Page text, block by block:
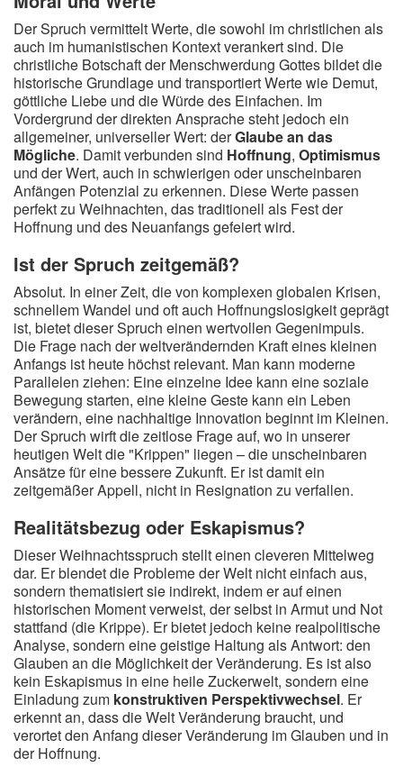
Der Spruch vermittelt Werte, die sowohl im christlichen als
auch im humanistischen Kontext verankert sind. Die
christliche Botschaft der Menschwerdung Gottes bildet die
historische Grundlage und transportiert Werte wie Demut,
göttliche Liebe und die Würde des Einfachen. Im
Vordergrund der direkten Ansprache steht jedoch ein
allgemeiner, universeller Wert: derGlaube an das
Mögliche. Damit verbunden sind Hoffnung, Optimismus
und der Wert, auch in schwierigen oder unscheinbaren
Anfängen Potenzial zu erkennen. Diese Werte passen
perfekt zu Weihnachten, das traditionell als Fest der
Hoffnung und des Neuanfangs gefeiert wird.
Ist der Spruch zeitgemäß?
Absolut. In einer Zeit, die von komplexen globalen Krisen,
schnellem Wandel und oft auch Hoffnungslosigkeit geprägt
ist, bietet dieser Spruch einen wertvollen Gegenimpuls.
Die Frage nach der weltverändernden Kraft eines kleinen
Anfangs ist heute höchst relevant. Man kann moderne
Parallelen ziehen: Eine einzelne Idee kann eine soziale
Bewegung starten, eine kleine Geste kann ein Leben
verändern, eine nachhaltige Innovation beginnt im Kleinen.
Der Spruch wirft die zeitlose Frage auf, wo in unserer
heutigen Welt die "Krippen" liegen – die unscheinbaren
Ansätze für eine bessere Zukunft. Er ist damit ein
zeitgemäßer Appell, nicht in Resignation zu verfallen.
Realitätsbezug oder Eskapismus?
Dieser Weihnachtsspruch stellt einen cleveren Mittelweg
dar. Er blendet die Probleme der Welt nicht einfach aus,
sondern thematisiert sie indirekt, indem er auf einen
historischen Moment verweist, der selbst in Armut und Not
stattfand (die Krippe). Er bietet jedoch keine realpolitische
Analyse, sondern eine geistige Haltung als Antwort: den
Glauben an die Möglichkeit der Veränderung. Es ist also
kein Eskapismus in eine heile Zuckerwelt, sondern eine
Einladung zum konstruktiven Perspektivwechsel. Er
erkennt an, dass die Welt Veränderung braucht, und
verortet den Anfang dieser Veränderung im Glauben und in
der Hoffnung.